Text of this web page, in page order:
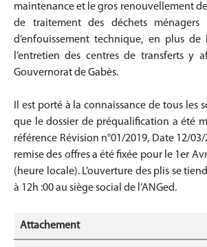
maintenance et le gros renouvellement
de traitement des déchets ménagers
d’enfouissement technique, en plus de
l’entretien des centres de transferts y
Gouvernorat de Gabès.
Il est porté à la connaissance de tous les
que le dossier de préqualification a été
référence Révision n°01/2019, Date 12/
remise des offres a été fixée pour le 1er
(heure locale). L’ouverture des plis se
à 12h :00 au siège social de l’ANGed.
Attachement